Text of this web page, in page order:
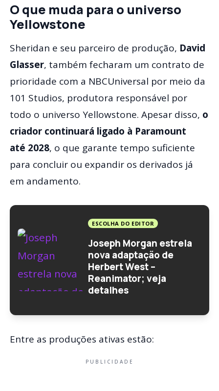
O que muda para o universo
Yellowstone
Sheridan e seu parceiro de produção, David
Glasser, também fecharam um contrato de
prioridade com a NBCUniversal por meio da
101 Studios, produtora responsável por
todo o universo Yellowstone. Apesar disso, o
criador continuará ligado à Paramount
até 2028, o que garante tempo suficiente
para concluir ou expandir os derivados já
em andamento.
ESCOLHA DO EDITOR
Joseph Morgan estrela
nova adaptação de
Herbert West –
Reanimator; veja
detalhes
Entre as produções ativas estão:
PUBLICIDADE